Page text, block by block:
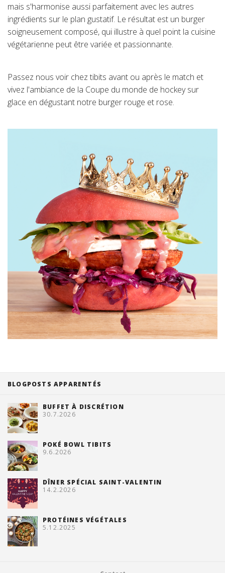
mais s'harmonise aussi parfaitement avec les autres
ingrédients sur le plan gustatif. Le résultat est un burger
soigneusement composé, qui illustre à quel point la cuisine
végétarienne peut être variée et passionnante.
Passez nous voir chez tibits avant ou après le match et
vivez l'ambiance de la Coupe du monde de hockey sur
glace en dégustant notre burger rouge et rose.
BLOGPOSTS APPARENTÉS
BUFFET À DISCRÉTION
30.7.2026
POKÉ BOWL TIBITS
9.6.2026
DÎNER SPÉCIAL SAINT-VALENTIN
14.2.2026
PROTÉINES VÉGÉTALES
5.12.2025